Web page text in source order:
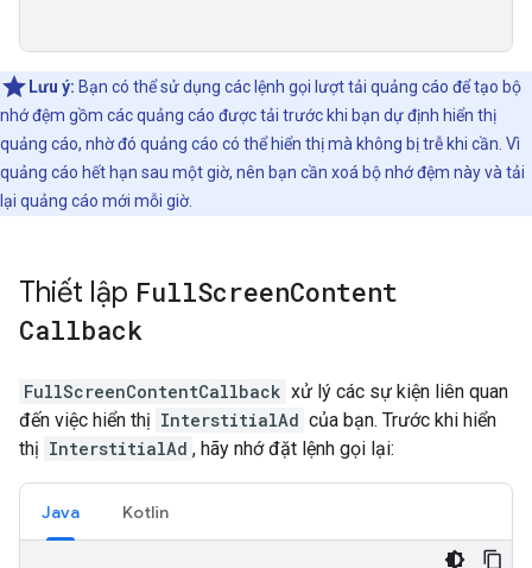
Lưu ý: Bạn có thể sử dụng các lệnh gọi lượt tải quảng cáo để tạo bộ
nhớ đệm gồm các quảng cáo được tải trước khi bạn dự định hiển thị
quảng cáo, nhờ đó quảng cáo có thể hiển thị mà không bị trễ khi cần. Vì
quảng cáo hết hạn sau một giờ, nên bạn cần xoá bộ nhớ đệm này và tải
lại quảng cáo mới mỗi giờ.
Thiết lập FullScreenContent
Callback
FullScreenContentCallback xử lý các sự kiện liên quan
đến việc hiển thị InterstitialAd của bạn. Trước khi hiển
thị InterstitialAd , hãy nhớ đặt lệnh gọi lại:
Java Kotlin